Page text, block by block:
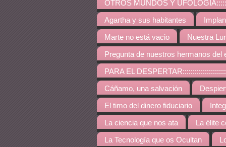
OTROS MUNDOS Y
Agartha y sus habitantes
Marte no está vacio Nuestra
Pregunta de nuestros hermanos del
PARA EL
Cáñamo, una salvación
El timo del dinero fiduciario
La ciencia que nos ata La élite
La Tecnología que os Ocultan